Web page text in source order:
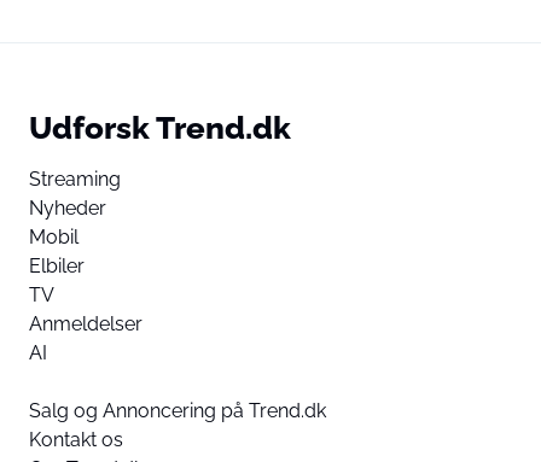
Udforsk Trend.dk
Streaming
Nyheder
Mobil
Elbiler
TV
Anmeldelser
AI
Salg og Annoncering på Trend.dk
Kontakt os